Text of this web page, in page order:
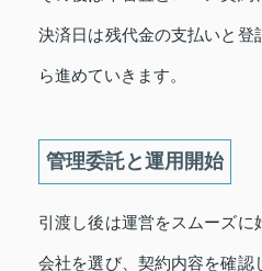
決済日は残代金の支払いと登
ら進めていきます。
管理委託と運用開始
引渡し後は運営をスムーズに
会社を選び、契約内容を確認